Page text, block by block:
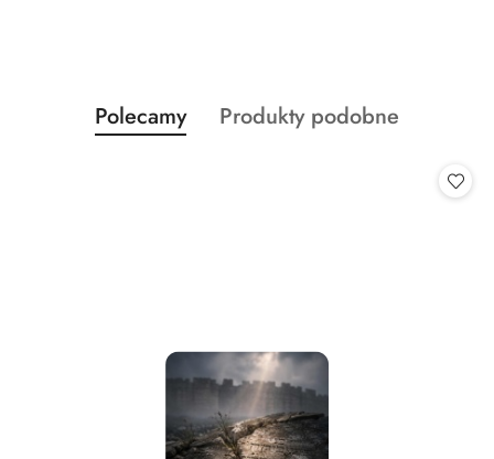
Pomiń karuzelę produktów
Produkty
o
Polecamy
Produkty
Produkty podobne